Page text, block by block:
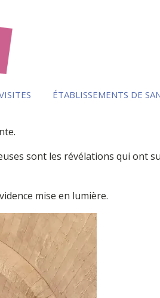
ÉTABLISSEMENTS DE
sont les révélations qui ont
mise en lumière.